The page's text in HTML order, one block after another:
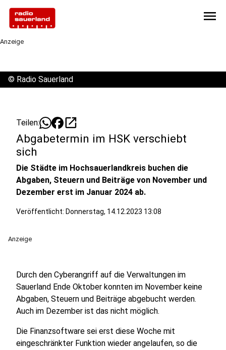
menu
Anzeige
© Radio Sauerland
Teilen: open_in_new
Abgabetermin im HSK verschiebt
sich
Die Städte im Hochsauerlandkreis buchen die
Abgaben, Steuern und Beiträge von November und
Dezember erst im Januar 2024 ab.
Veröffentlicht: Donnerstag, 14.12.2023 13:08
Anzeige
Durch den Cyberangriff auf die Verwaltungen im
Sauerland Ende Oktober konnten im November keine
Abgaben, Steuern und Beiträge abgebucht werden.
Auch im Dezember ist das nicht möglich.
Die Finanzsoftware sei erst diese Woche mit
eingeschränkter Funktion wieder angelaufen, so die